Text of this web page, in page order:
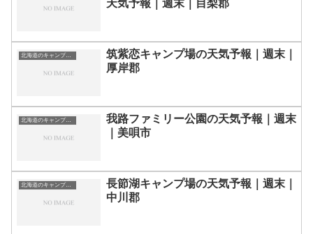
天気予報｜週末｜目梨郡
北海道のキャンプ場一覧
筑紫恋キャンプ場の天気予報｜週末｜
厚岸郡
北海道のキャンプ場一覧
我路ファミリー公園の天気予報｜週末
｜美唄市
北海道のキャンプ場一覧
長節湖キャンプ場の天気予報｜週末｜
中川郡